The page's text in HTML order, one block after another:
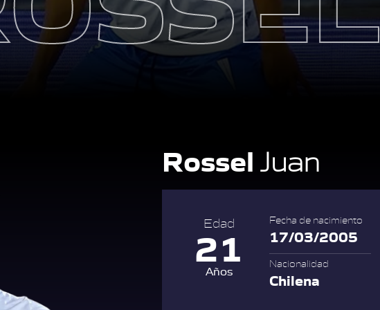
Rossel Juan
Edad
21
Años
Fecha de nacimiento
17/03/2005
Nacionalidad
Chilena